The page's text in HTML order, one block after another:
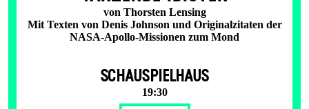
von Thorsten Lensing
Mit Texten von Denis Johnson und Originalzitaten der
NASA-Apollo-Missionen zum Mond
SCHAUSPIELHAUS
19:30